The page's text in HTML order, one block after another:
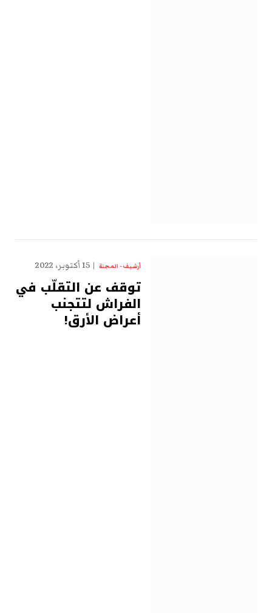
أرشيف - المجلة 15 أكتوبر، 2022
توقف عن التقلّب في
الفراش لتتجنب
أعراض الأرق!